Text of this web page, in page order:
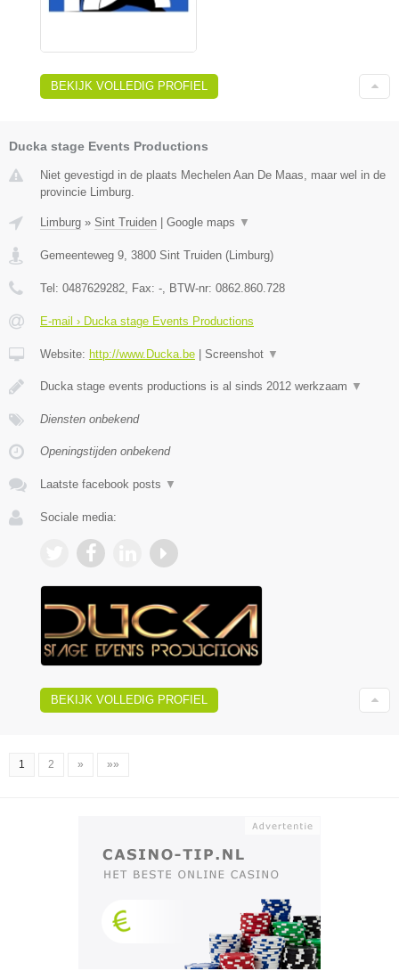
BEKIJK VOLLEDIG PROFIEL
Ducka stage Events Productions
Niet gevestigd in de plaats Mechelen Aan De Maas, maar wel in de
provincie Limburg.
Limburg » Sint Truiden | Google maps ▼
Gemeenteweg 9 3800 Sint Truiden (Limburg)
Tel: 0487629282 , Fax: - , BTW-nr: 0862.860.728
E-mail › Ducka stage Events Productions
Website: http://www.Ducka.be | Screenshot ▼
Ducka stage events productions is al sinds 2012 werkzaam ▼
Diensten onbekend
Openingstijden onbekend
Laatste facebook posts ▼
Sociale media:
BEKIJK VOLLEDIG PROFIEL
1 2 » »»